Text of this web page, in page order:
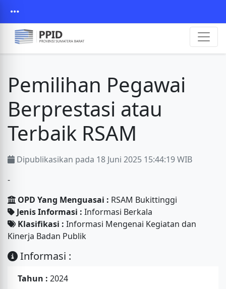
Pemilihan Pegawai
Berprestasi atau
Terbaik RSAM
Dipublikasikan pada 18 Juni 2025 15:44:19 WIB
-
OPD Yang Menguasai : RSAM Bukittinggi
Jenis Informasi : Informasi Berkala
Klasifikasi : Informasi Mengenai Kegiatan dan
Kinerja Badan Publik
Informasi :
Tahun : 2024